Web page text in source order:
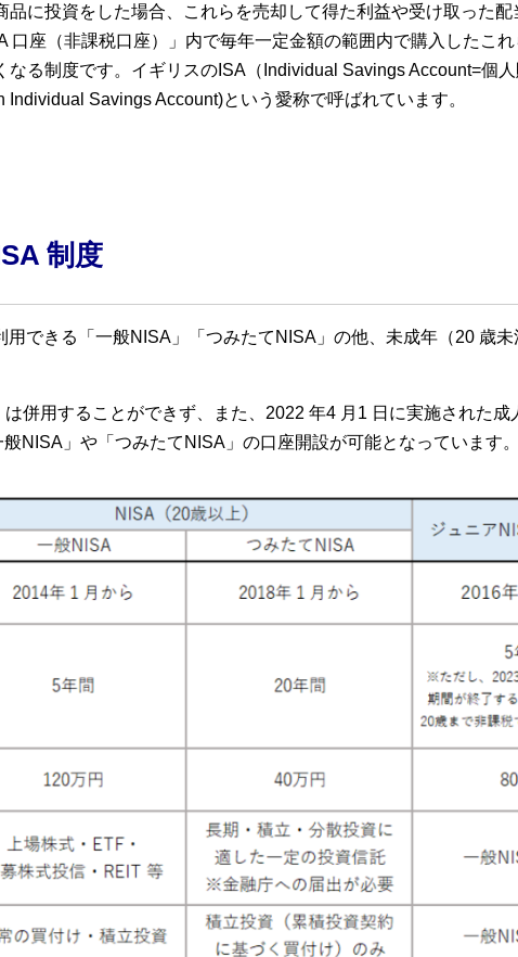
品に投資をした場合、これらを売却して得た利益や受け取った
口座（非課税口座）」内で毎年一定金額の範囲内で購入したこ
なる制度です。イギリスのISA（Individual Savings Account=個
Savings Account)という愛称で呼ばれています。
制度
用できる「一般NISA」「つみたてNISA」の他、未成年（20 歳未
は併用することができず、また、2022 年4 月1 日に実施された
NISA」や「つみたてNISA」の口座開設が可能となっています。